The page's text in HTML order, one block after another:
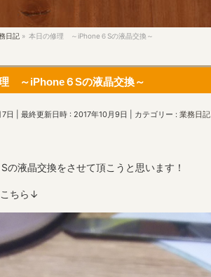
日記 » 本日の修理 ～iPhone６Sの液晶交換～
～iPhone６Sの液晶交換～
日 最終更新日時 : 2017年10月9日 カテゴリー : 業務日記
の液晶交換をさせて頂こうと思います！
ちら↓